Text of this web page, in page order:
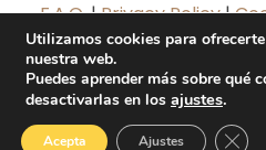
F.A.Q.|Privacy Policy|
2025 © The Economy of
All Rights Reserved |
Utilizamos cookies para
nuestra web.
Puedes aprender más sobre qué
desactivarlas en los ajustes.
Acepta Ajustes